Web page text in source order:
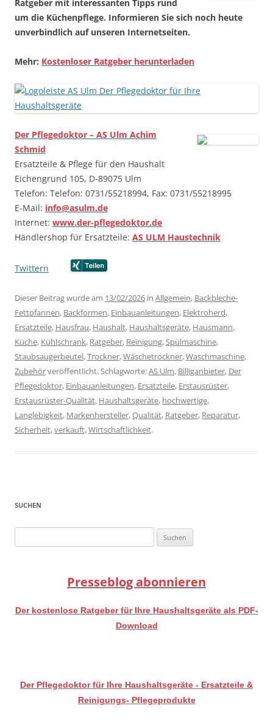
Ratgeber mit interessanten Tipps rund
um die Küchenpflege. Informieren Sie sich noch heute
unverbindlich auf unseren Internetseiten.
Mehr: Kostenloser Ratgeber herunterladen
Der Pflegedoktor – AS Ulm Achim
Schmid
Ersatzteile & Pflege für den Haushalt
Eichengrund 105, D-89075 Ulm
Telefon: Telefon: 0731/55218994, Fax: 0731/55218995
E-Mail: info@asulm.de
Internet: www.der-pflegedoktor.de
Händlershop für Ersatzteile: AS ULM Haustechnik
Twittern
Dieser Beitrag wurde am 13/02/2026 in Allgemein, Backbleche-
Fettpfannen, Backformen, Einbauanleitungen, Elektroherd,
Ersatzteile, Hausfrau, Haushalt, Haushaltsgeräte, Hausmann,
Küche, Kühlschrank, Ratgeber, Reinigung,Spülmaschine,
Staubsaugerbeutel,Trockner,Wäschetrockner,Waschmaschine,
Zubehörveröffentlicht. Schlagworte:AS Ulm, Billiganbieter, Der
Pflegedoktor, Einbauanleitungen, Ersatzteile, Erstausrüster,
Erstausrüster-Qualität, Haushaltsgeräte, hochwertige,
Langlebigkeit, Markenhersteller,Qualität, Ratgeber, Reparatur,
Sicherheit,verkauft,Wirtschaftlichkeit.
SUCHEN
nach:
Presseblog abonnieren
Der kostenlose Ratgeber für Ihre Haushaltsgeräte als PDF-
Download
Der Pflegedoktor für Ihre Haushaltsgeräte - Ersatzteile &
Reinigungs- Pflegeprodukte